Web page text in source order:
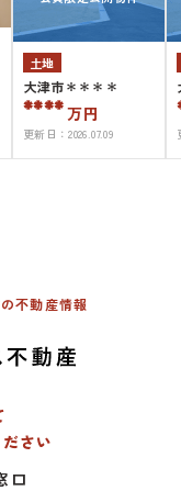
土地
大津市＊＊＊＊
****万円
更新日：2026.07.09
不動産情報
さい
口